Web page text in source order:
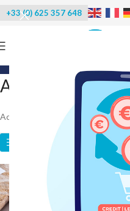
+33 (0) 625 357 648
Accessoires
Accueil Accessoires
Catégories des produits